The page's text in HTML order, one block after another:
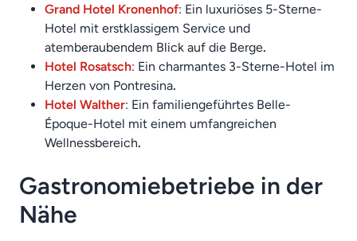
Grand Hotel Kronenhof: Ein luxuriöses 5-Sterne-
Hotel mit erstklassigem Service und
atemberaubendem Blick auf die Berge.
Hotel Rosatsch: Ein charmantes 3-Sterne-Hotel im
Herzen von Pontresina.
Hotel Walther: Ein familiengeführtes Belle-
Époque-Hotel mit einem umfangreichen
Wellnessbereich.
Gastronomiebetriebe in der
Nähe